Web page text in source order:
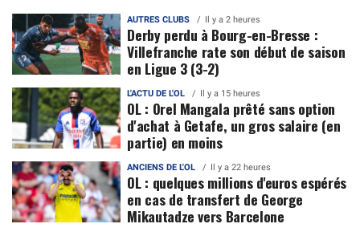
AUTRES CLUBS Il y a 2 heures
Derby perdu à Bourg-en-Bresse :
Villefranche rate son début de saison
en Ligue 3 (3-2)
L'ACTU DE L'OL Il y a 15 heures
OL : Orel Mangala prêté sans option
d'achat à Getafe, un gros salaire (en
partie) en moins
ANCIENS DE L'OL Il y a 22 heures
OL : quelques millions d'euros espérés
en cas de transfert de George
Mikautadze vers Barcelone